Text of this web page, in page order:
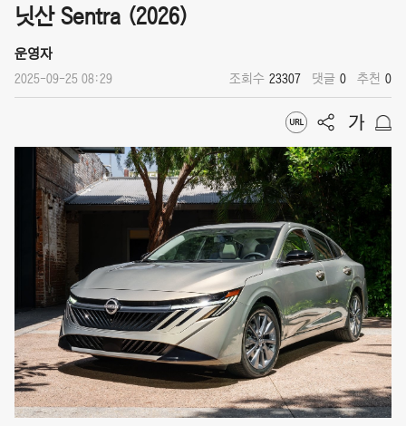
닛산 Sentra (2026)
운영자
2025-09-25 08:29 조회수 23307 댓글 0 추천 0